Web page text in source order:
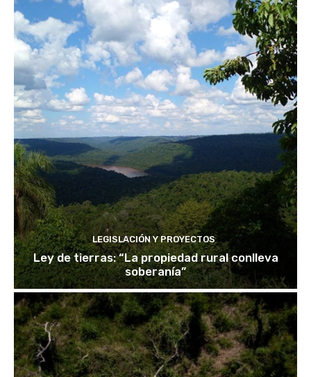
LEGISLACIÓN Y PROYECTOS
Ley de tierras: “La propiedad rural conlleva
soberanía”